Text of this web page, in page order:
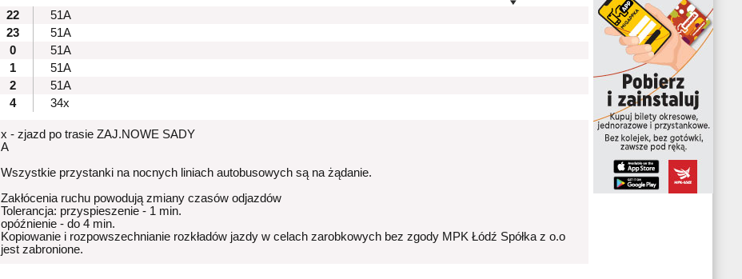
22
51A
23
51A
0
51A
1
51A
2
51A
4
34x
x - zjazd po trasie ZAJ.NOWE SADY
A
Wszystkie przystanki na nocnych liniach autobusowych są na żądanie.
Zakłócenia ruchu powodują zmiany czasów odjazdów
Tolerancja: przyspieszenie - 1 min.
opóźnienie - do 4 min.
Kopiowanie i rozpowszechnianie rozkładów jazdy w celach zarobkowych bez zgody MPK Łódź Spółka z o.o
jest zabronione.